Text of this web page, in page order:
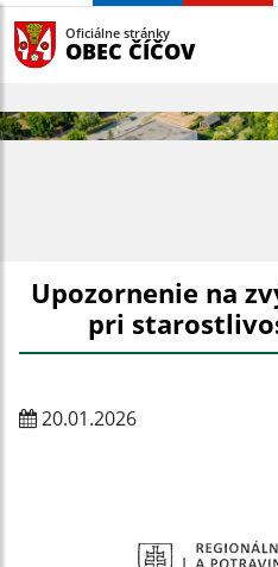
Oficiálne stránky
OBEC ČÍČOV
Upozornenie na
pri
20.01.2026